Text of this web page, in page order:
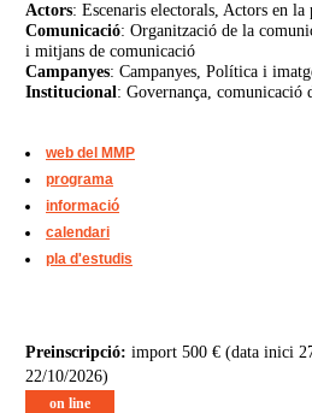
Actors: Escenaris electorals, Actors en la
Comunicació: Organització de la
i mitjans de comunicació
Campanyes: Campanyes, Política i
Institucional: Governança,
web del MMP
programa
informació
calendari
pla d'estudis
Preinscripció: import 500 € (data inici
22/10/2026)
on line